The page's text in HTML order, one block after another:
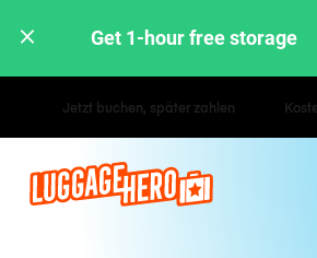
Get 1-hour free storage
Stunden- / Tagestarife